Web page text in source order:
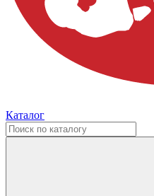
Каталог